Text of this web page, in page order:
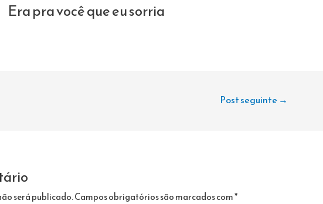
Era pra você que eu sorria
Post seguinte →
será publicado.Campos obrigatórios são marcados com*